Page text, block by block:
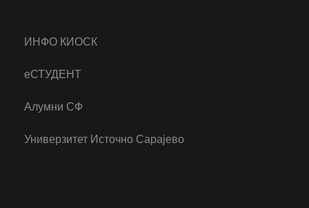
ИНФО КИОСК
еСТУДЕНТ
Алумни СФ
Универзитет Источно Сарајево